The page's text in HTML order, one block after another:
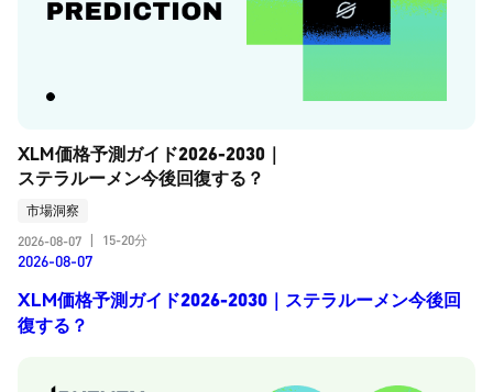
XLM価格予測ガイド2026-2030｜
ステラルーメン今後回復する？
市場洞察
2026-08-07
15-20分
2026-08-07
XLM価格予測ガイド2026-2030｜ステラルーメン今後回
復する？